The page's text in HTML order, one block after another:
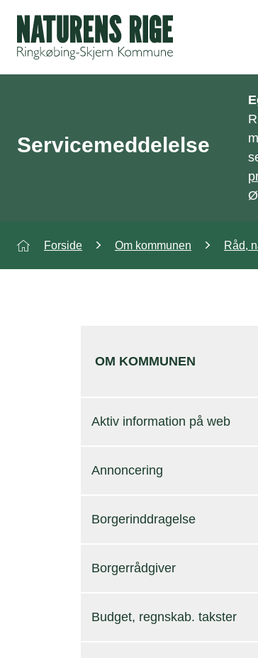
Servicemeddelelse
Forside Om kommunen Råd,
OM KOMMUNEN
Aktiv information på web
Annoncering
Borgerinddragelse
Borgerrådgiver
Budget, regnskab. takster